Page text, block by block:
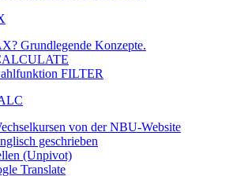
Grundlegende Konzepte.
FILTER
von der NBU-Website
geschrieben
(Unpivot)
Translate